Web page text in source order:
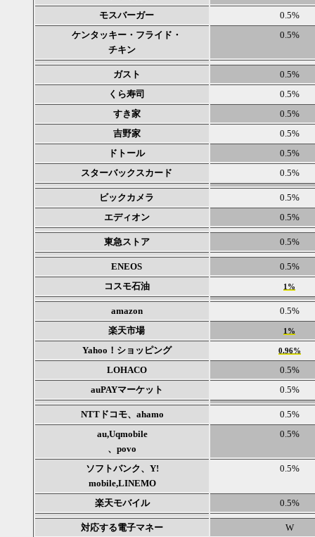
モスバーガー
0.5%
ケンタッキー・フライド・
チキン
0.5%
ガスト
0.5%
くら寿司
0.5%
すき家
0.5%
吉野家
0.5%
ドトール
0.5%
スターバックスカード
0.5%
ビックカメラ
0.5%
エディオン
0.5%
東急ストア 0.5%
ENEOS
0.5%
コスモ石油
1%
amazon
0.5%
楽天市場
1%
Yahoo！ショッピング 0.96%
LOHACO
0.5%
auPAYマーケット
0.5%
NTTドコモ、ahamo
0.5%
au,Uqmobile
、povo
0.5%
ソフトバンク、Y!
mobile,LINEMO
0.5%
楽天モバイル 0.5%
対応する電子マネー
W